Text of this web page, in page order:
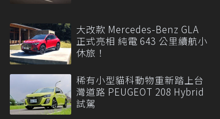
大改款 Mercedes-Benz GLA
正式亮相 純電 643 公里續航小
休旅！
稀有小型貓科動物重新踏上台
灣道路 PEUGEOT 208 Hybrid
試駕